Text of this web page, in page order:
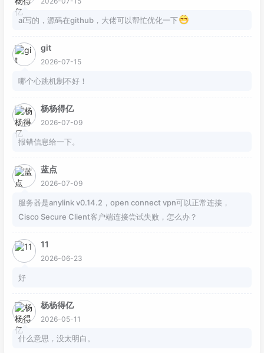
ai写的，源码在github，大佬可以帮忙优化一下
git
2026-07-15
哪个心跳机制不好！
杨杨得亿
2026-07-09
报错信息给一下。
蓝点
2026-07-09
服务器是anylink v0.14.2，open connect vpn可以正常连接，
Cisco Secure Client客户端连接尝试失败，怎么办？
11
2026-06-23
好
杨杨得亿
2026-05-11
什么意思，没太明白。